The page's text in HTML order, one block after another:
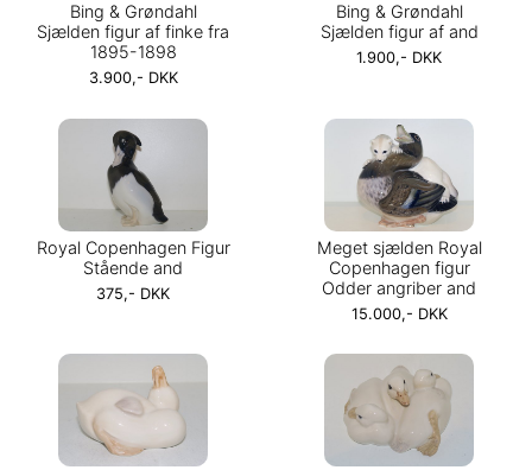
Bing & Grøndahl
Sjælden figur af finke fra
1895-1898
3.900,- DKK
Bing & Grøndahl
Sjælden figur af and
1.900,- DKK
Royal Copenhagen Figur
Stående and
375,- DKK
Meget sjælden Royal
Copenhagen figur
Odder angriber and
15.000,- DKK